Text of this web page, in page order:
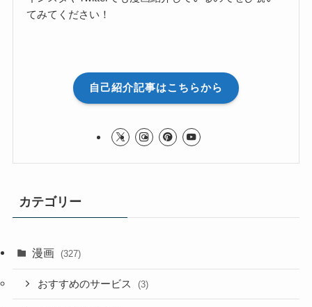
てみてください！
自己紹介記事はこちらから
カテゴリー
漫画 (327)
おすすめのサービス (3)